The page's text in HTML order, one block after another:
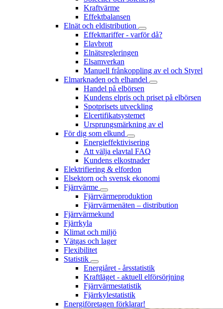
Kraftvärme
Effektbalansen
Elnät och eldistribution
Effekttariffer - varför då?
Elavbrott
Elnätsregleringen
Elsamverkan
Manuell frånkoppling av el och Styrel
Elmarknaden och elhandel
Handel på elbörsen
Kundens elpris och priset på elbörsen
Spotprisets utveckling
Elcertifikatsystemet
Ursprungsmärkning av el
För dig som elkund
Energieffektivisering
Att välja elavtal FAQ
Kundens elkostnader
Elektrifiering & elfordon
Elsektorn och svensk ekonomi
Fjärrvärme
Fjärrvärmeproduktion
Fjärrvärmenäten – distribution
Fjärrvärmekund
Fjärrkyla
Klimat och miljö
Vätgas och lager
Flexibilitet
Statistik
Energiåret - årsstatistik
Kraftläget - aktuell elförsörjning
Fjärrvärmestatistik
Fjärrkylestatistik
Energiföretagen förklarar!